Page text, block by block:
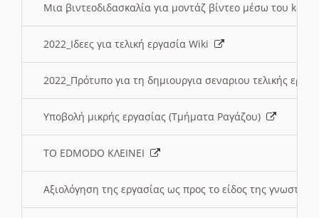
Μια βιντεοδιδασκαλία για μοντάζ βίντεο μέσω του
2022_Ιδεες για τελική εργασία Wiki
2022_Πρότυπο για τη δημιουργια σεναριου τελικής
Υποβολή μικρής εργασίας (Τμήματα Ραγάζου)
ΤΟ EDMODO ΚΛΕΙΝΕΙ
Αξιολόγηση της εργασίας ως προς το είδος της